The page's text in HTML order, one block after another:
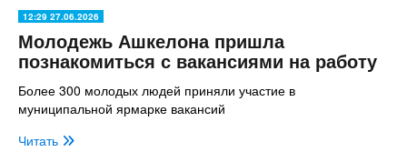
12:29 27.06.2026
Молодежь Ашкелона пришла
познакомиться с вакансиями на работу
Более 300 молодых людей приняли участие в
муниципальной ярмарке вакансий
Читать